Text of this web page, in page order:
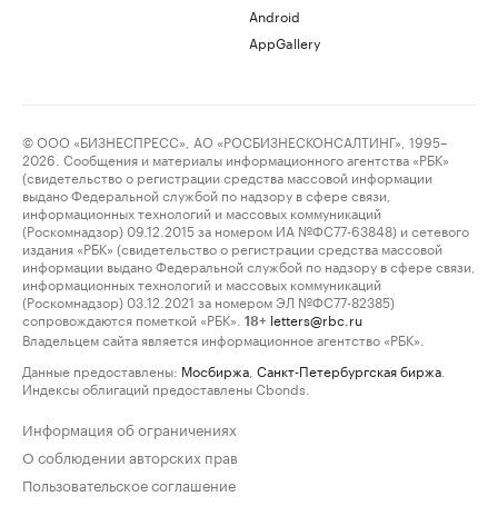
Android
AppGallery
© ООО «БИЗНЕСПРЕСС», АО «РОСБИЗНЕСКОНСАЛТИНГ», 1995–
2026. Сообщения и материалы информационного агентства «РБК»
(свидетельство о регистрации средства массовой информации
выдано Федеральной службой по надзору в сфере связи,
информационных технологий и массовых коммуникаций
(Роскомнадзор) 09.12.2015 за номером ИА №ФС77-63848) и сетевого
издания «РБК» (свидетельство о регистрации средства массовой
информации выдано Федеральной службой по надзору в сфере связи,
информационных технологий и массовых коммуникаций
(Роскомнадзор) 03.12.2021 за номером ЭЛ №ФС77-82385)
сопровождаются пометкой «РБК».
18+ letters@rbc.ru
Владельцем сайта является информационное агентство «РБК».
Данные предоставлены: Мосбиржа Санкт-Петербургская биржа
Индексы облигаций предоставлены Cbonds.
Информация об ограничениях
О соблюдении авторских прав
Пользовательское соглашение